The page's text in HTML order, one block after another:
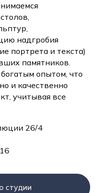
надгробия
портрета и текста)
памятников.
опытом, что
и качественно
учитывая все
26/4
студии